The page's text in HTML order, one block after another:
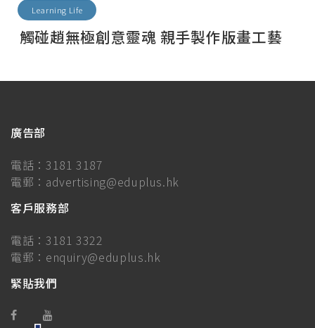
Learning Life
觸碰趙無極創意靈魂 親手製作版畫工藝
廣告部
電話： 3181 3187
電郵： advertising@eduplus.hk
客戶服務部
電話： 3181 3322
電郵： enquiry@eduplus.hk
緊貼我們